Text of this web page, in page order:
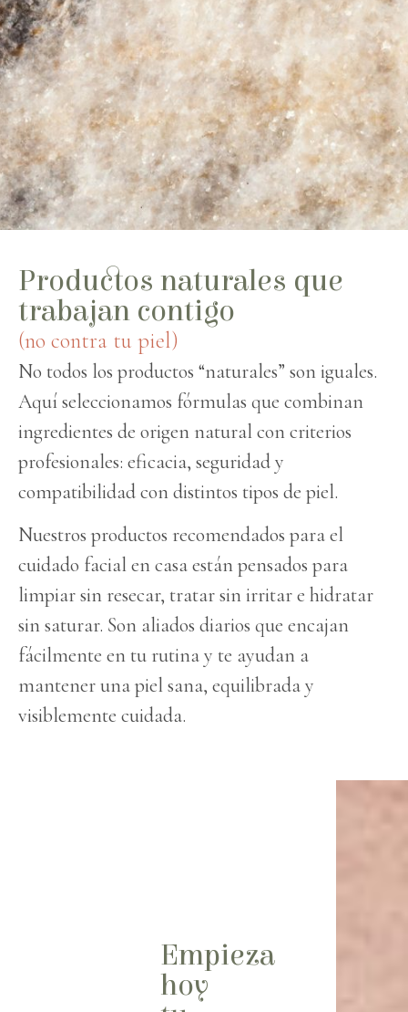
Productos naturales que
trabajan contigo
(no contra tu piel)
No todos los productos “naturales” son iguales.
Aquí seleccionamos fórmulas que combinan
ingredientes de origen natural con criterios
profesionales: eficacia, seguridad y
compatibilidad con distintos tipos de piel.
Nuestros productos recomendados para el
cuidado facial en casa están pensados para
limpiar sin resecar, tratar sin irritar e hidratar
sin saturar. Son aliados diarios que encajan
fácilmente en tu rutina y te ayudan a
mantener una piel sana, equilibrada y
visiblemente cuidada.
Empieza
hoy